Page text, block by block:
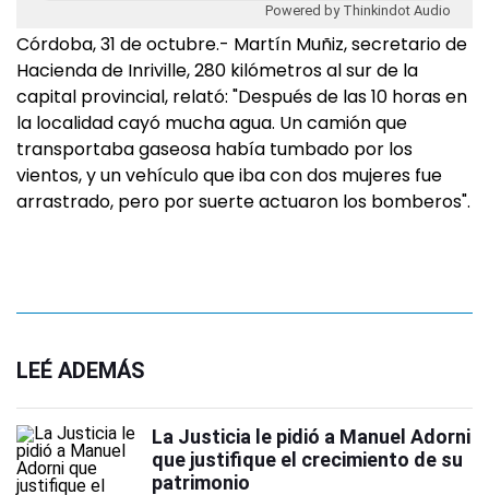
Powered by Thinkindot Audio
Córdoba, 31 de octubre.- Martín Muñiz, secretario de
Hacienda de Inriville, 280 kilómetros al sur de la
capital provincial, relató: "Después de las 10 horas en
la localidad cayó mucha agua. Un camión que
transportaba gaseosa había tumbado por los
vientos, y un vehículo que iba con dos mujeres fue
arrastrado, pero por suerte actuaron los bomberos".
LEÉ ADEMÁS
La Justicia le pidió a Manuel Adorni
que justifique el crecimiento de su
patrimonio